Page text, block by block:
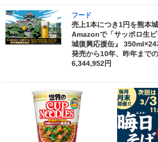
フード
売上1本につき1円を熊本
Amazonで「サッポロ生
城復興応援缶』
発売から10年、昨年まで
6,344,952円